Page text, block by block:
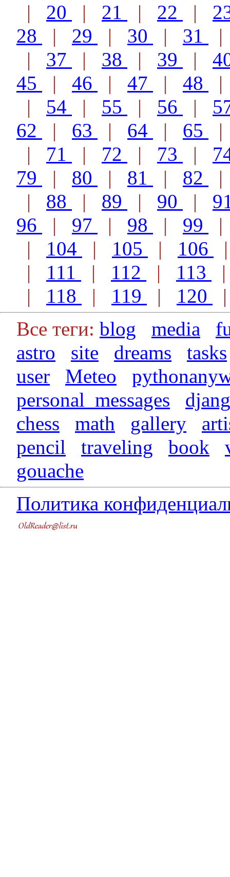
| 20 | 21 | 22 |
28
| 29 | 30 | 31
| 37 | 38 | 39 |
45
| 46 | 47 | 48
| 54 | 55 | 56 |
62
| 63 | 64 | 65
| 71 | 72 | 73 |
79
| 80 | 81 | 82
| 88 | 89 | 90 |
96
| 97 | 98 | 99
| 104 | 105 | 106
| 111 | 112 | 113
| 118 | 119 | 120
Все теги: blog media
astro
site dreams
tasks
user
Meteo
personal_messages
chess
math gallery
pencil
traveling book
gouache
Политика